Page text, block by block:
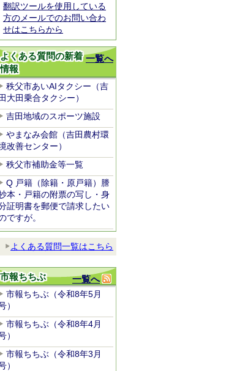
翻訳ツールを使用している
方のメールでのお問い合わ
せはこちらから
一覧へ
よくある質問の新着
情報
秩父市あいAIタクシー（吉
田大田乗合タクシー）
吉田地域のスポーツ施設
やまなみ会館（吉田農村環
改善センター）
秩父市補助金等一覧
Q 戸籍（除籍・原戸籍）謄
本・戸籍の附票の写し・身
証明書を郵便で請求したい
ですが。
よくある質問一覧はこちら
一覧へ
市報ちちぶ
市報ちちぶ（令和8年5月
）
市報ちちぶ（令和8年4月
）
市報ちちぶ（令和8年3月
）